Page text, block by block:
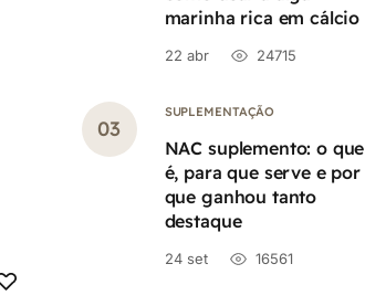
marinha rica em cálcio
22 abr 24715
SUPLEMENTAÇÃO
NAC suplemento: o que
é, para que serve e por
que ganhou tanto
destaque
24 set 16561